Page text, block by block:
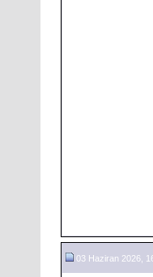
03 Haziran 2026,